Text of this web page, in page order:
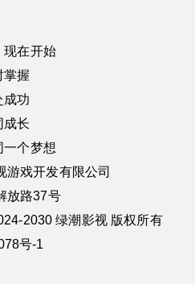
现在开始
掌握
成功
成长
一个梦想
游戏开发有限公司
放路37号
2030 绿潮影视 版权所有
号-1